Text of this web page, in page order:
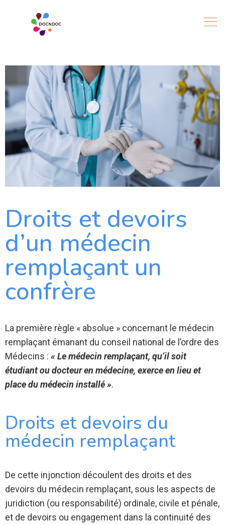
Droits et devoirs
d’un médecin
remplaçant un
confrère
La première règle « absolue » concernant le médecin
remplaçant émanant du conseil national de l’ordre des
Médecins : « Le médecin remplaçant, qu’il soit
étudiant ou docteur en médecine, exerce en lieu et
place du médecin installé ».
Droits et devoirs du
médecin remplaçant
De cette injonction découlent des droits et des
devoirs du médecin remplaçant, sous les aspects de
juridiction (ou responsabilité) ordinale, civile et pénale,
et de devoirs ou engagement dans la continuité des